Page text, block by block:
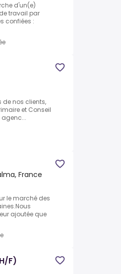
d'un(e)
de travail par
confiées :
de nos clients,
et Conseil
agenc...
France
le marché des
ajoutée que
F)